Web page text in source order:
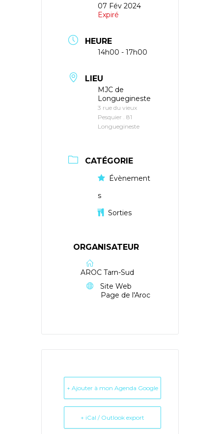
07 Fév 2024
Expiré
HEURE
14h00 - 17h00
LIEU
MJC de
Longuegineste
3 rue du vieux
Pesquier . 81
Longuegineste
CATÉGORIE
Évènement
s
Sorties
ORGANISATEUR
AROC Tarn-Sud
Site Web
Page de l'Aroc
+ Ajouter à mon Agenda Google
+ iCal / Outlook export